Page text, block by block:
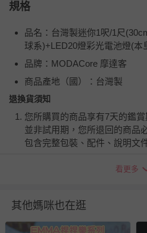
規格
品名：台灣製迷你1呎/1尺
球系)+LED20燈彩光電池燈(本
品牌：MODACore 摩達客
商品產地（國）：台灣製
退換貨須知
您所購買的商品享有7天的鑑
並非試用期，您所退回的商品
包含完整包裝、配件、說明文
如需退換貨，請於收到商品7
退貨，您可至『查詢訂單』>
並點選『我要退貨』即可進行
至媽咪愛LINE@客服ID:
看更多
其他媽咪也在逛